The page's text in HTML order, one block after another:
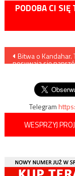
PODOBA CI SIĘ
Nawigacja
Bitwa o Kandahar.
posuwają się
Telegram
WESPRZYJ